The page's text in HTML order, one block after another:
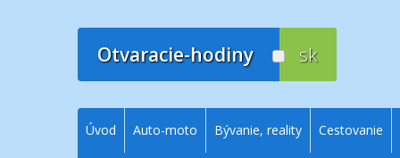
Otvaracie-hodiny sk
Úvod Auto-moto Bývanie, reality Cestovanie